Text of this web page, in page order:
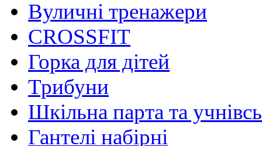
Вуличні тренажери
CROSSFIT
Горка для дітей
Трибуни
Шкільна парта та
Гантелі набірні